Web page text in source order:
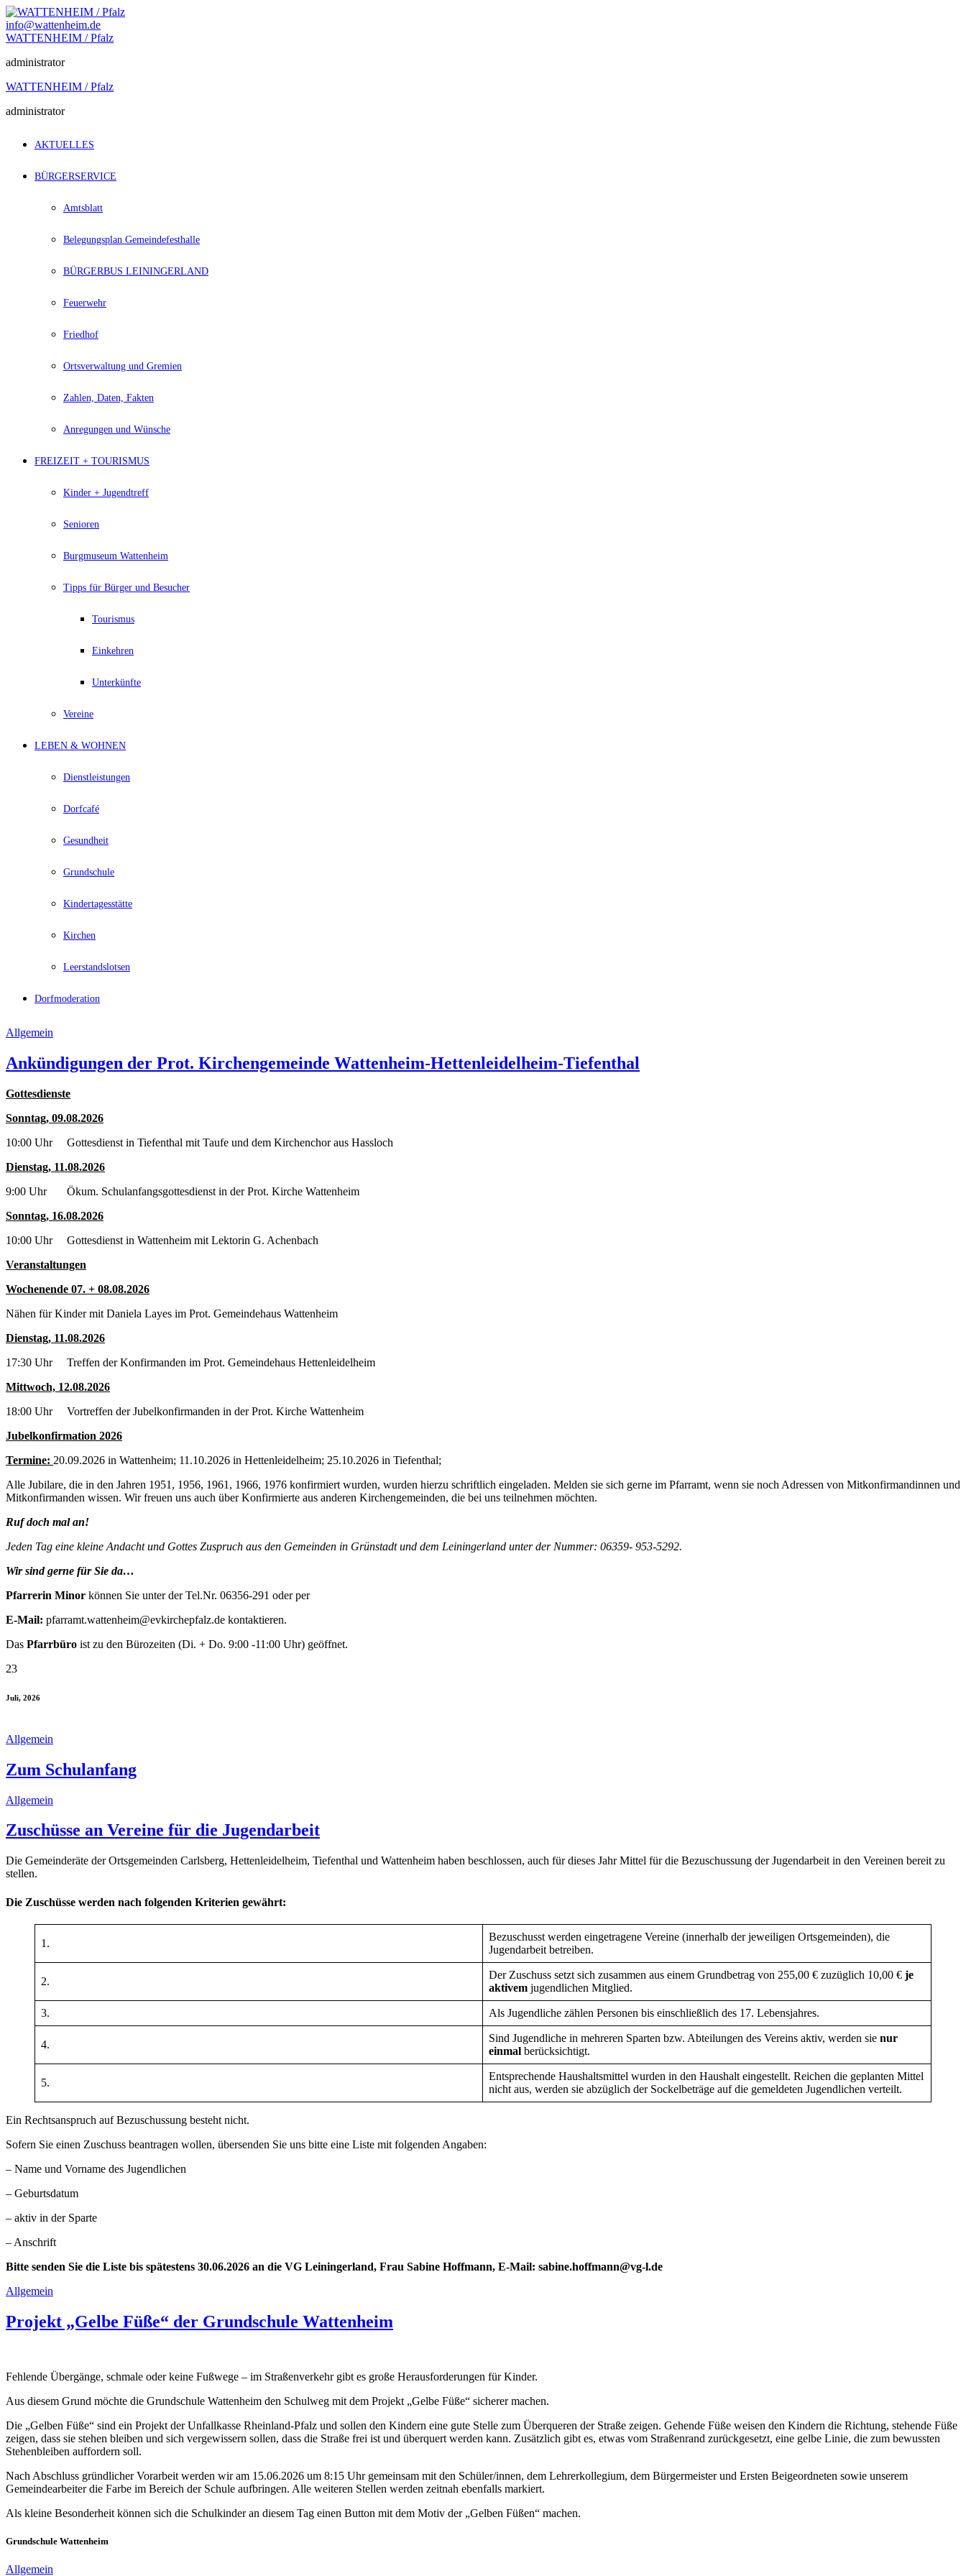
Zum
Inhalt
springen
info@wattenheim.de
WATTENHEIM / Pfalz
administrator
WATTENHEIM / Pfalz
administrator
AKTUELLES
BÜRGERSERVICE
Amtsblatt
Belegungsplan Gemeindefesthalle
BÜRGERBUS LEININGERLAND
Feuerwehr
Friedhof
Ortsverwaltung und Gremien
Zahlen, Daten, Fakten
Anregungen und Wünsche
FREIZEIT + TOURISMUS
Kinder + Jugendtreff
Senioren
Burgmuseum Wattenheim
Tipps für Bürger und Besucher
Tourismus
Einkehren
Unterkünfte
Vereine
LEBEN & WOHNEN
Dienstleistungen
Dorfcafé
Gesundheit
Grundschule
Kindertagesstätte
Kirchen
Leerstandslotsen
Dorfmoderation
Allgemein
Ankündigungen der Prot. Kirchengemeinde Wattenheim-Hettenleidelheim-Tiefenthal
Gottesdienste
Sonntag, 09.08.2026
10:00 Uhr Gottesdienst in Tiefenthal mit Taufe und dem Kirchenchor aus Hassloch
Dienstag, 11.08.2026
9:00 Uhr Ökum. Schulanfangsgottesdienst in der Prot. Kirche Wattenheim
Sonntag, 16.08.2026
10:00 Uhr Gottesdienst in Wattenheim mit Lektorin G. Achenbach
Veranstaltungen
Wochenende 07. + 08.08.2026
Nähen für Kinder mit Daniela Layes im Prot. Gemeindehaus Wattenheim
Dienstag, 11.08.2026
17:30 Uhr Treffen der Konfirmanden im Prot. Gemeindehaus Hettenleidelheim
Mittwoch, 12.08.2026
18:00 Uhr Vortreffen der Jubelkonfirmanden in der Prot. Kirche Wattenheim
Jubelkonfirmation 2026
Termine: 20.09.2026 in Wattenheim; 11.10.2026 in Hettenleidelheim; 25.10.2026 in Tiefenthal;
Alle Jubilare, die in den Jahren 1951, 1956, 1961, 1966, 1976 konfirmiert wurden, wurden hierzu schriftlich eingeladen. Melden sie sich gerne im Pfarramt, wenn sie noch Adressen von Mitkonfirmandinnen und
Mitkonfirmanden wissen. Wir freuen uns auch über Konfirmierte aus anderen Kirchengemeinden, die bei uns teilnehmen möchten.
Ruf doch mal an!
Jeden Tag eine kleine Andacht und Gottes Zuspruch aus den Gemeinden in Grünstadt und dem Leiningerland unter der Nummer: 06359- 953-5292.
Wir sind gerne für Sie da…
Pfarrerin Minor können Sie unter der Tel.Nr. 06356-291 oder per
E-Mail: pfarramt.wattenheim@evkirchepfalz.de kontaktieren.
Das Pfarrbüro ist zu den Bürozeiten (Di. + Do. 9:00 -11:00 Uhr) geöffnet.
23
Juli, 2026
Allgemein
Zum Schulanfang
Allgemein
Zuschüsse an Vereine für die Jugendarbeit
Die Gemeinderäte der Ortsgemeinden Carlsberg, Hettenleidelheim, Tiefenthal und Wattenheim haben beschlossen, auch für dieses Jahr Mittel für die Bezuschussung der Jugendarbeit in den Vereinen bereit zu
stellen.
Die Zuschüsse werden nach folgenden Kriterien gewährt:
1.
Bezuschusst werden eingetragene Vereine (innerhalb der jeweiligen Ortsgemeinden), die
Jugendarbeit betreiben.
2.
Der Zuschuss setzt sich zusammen aus einem Grundbetrag von 255,00 € zuzüglich 10,00 € je
aktivem jugendlichen Mitglied.
3. Als Jugendliche zählen Personen bis einschließlich des 17. Lebensjahres.
4.
Sind Jugendliche in mehreren Sparten bzw. Abteilungen des Vereins aktiv, werden sie nur
einmal berücksichtigt.
5.
Entsprechende Haushaltsmittel wurden in den Haushalt eingestellt. Reichen die geplanten Mittel
nicht aus, werden sie abzüglich der Sockelbeträge auf die gemeldeten Jugendlichen verteilt.
Ein Rechtsanspruch auf Bezuschussung besteht nicht.
Sofern Sie einen Zuschuss beantragen wollen, übersenden Sie uns bitte eine Liste mit folgenden Angaben:
– Name und Vorname des Jugendlichen
– Geburtsdatum
– aktiv in der Sparte
– Anschrift
Bitte senden Sie die Liste bis spätestens 30.06.2026 an die VG Leiningerland, Frau Sabine Hoffmann, E-Mail: sabine.hoffmann@vg-l.de
Allgemein
Projekt „Gelbe Füße“ der Grundschule Wattenheim
Fehlende Übergänge, schmale oder keine Fußwege – im Straßenverkehr gibt es große Herausforderungen für Kinder.
Aus diesem Grund möchte die Grundschule Wattenheim den Schulweg mit dem Projekt „Gelbe Füße“ sicherer machen.
Die „Gelben Füße“ sind ein Projekt der Unfallkasse Rheinland-Pfalz und sollen den Kindern eine gute Stelle zum Überqueren der Straße zeigen. Gehende Füße weisen den Kindern die Richtung, stehende Füße
zeigen, dass sie stehen bleiben und sich vergewissern sollen, dass die Straße frei ist und überquert werden kann. Zusätzlich gibt es, etwas vom Straßenrand zurückgesetzt, eine gelbe Linie, die zum bewussten
Stehenbleiben auffordern soll.
Nach Abschluss gründlicher Vorarbeit werden wir am 15.06.2026 um 8:15 Uhr gemeinsam mit den Schüler/innen, dem Lehrerkollegium, dem Bürgermeister und Ersten Beigeordneten sowie unserem
Gemeindearbeiter die Farbe im Bereich der Schule aufbringen. Alle weiteren Stellen werden zeitnah ebenfalls markiert.
Als kleine Besonderheit können sich die Schulkinder an diesem Tag einen Button mit dem Motiv der „Gelben Füßen“ machen.
Grundschule Wattenheim
Allgemein